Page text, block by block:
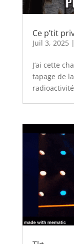
Ce p’tit
Juil 3, 2025|
J’ai cette
tapage de